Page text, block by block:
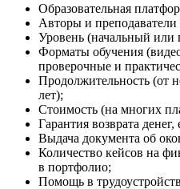
Образовательная
Авторы и преподаватели
Уровень (начальный или
Форматы обучения
проверочные и
Продолжительность (от
лет);
Стоимость (на многих
Гарантия возврата
Выдача документа об
Количество кейсов на
в портфолио;
Помощь в